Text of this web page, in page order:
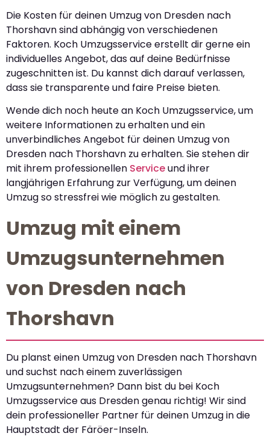
Die Kosten für deinen Umzug von Dresden nach
Thorshavn sind abhängig von verschiedenen
Faktoren. Koch Umzugsservice erstellt dir gerne ein
individuelles Angebot, das auf deine Bedürfnisse
zugeschnitten ist. Du kannst dich darauf verlassen,
dass sie transparente und faire Preise bieten.
Wende dich noch heute an Koch Umzugsservice, um
weitere Informationen zu erhalten und ein
unverbindliches Angebot für deinen Umzug von
Dresden nach Thorshavn zu erhalten. Sie stehen dir
mit ihrem professionellen Serviceund ihrer
langjährigen Erfahrung zur Verfügung, um deinen
Umzug so stressfrei wie möglich zu gestalten.
Umzug mit einem
Umzugsunternehmen
von Dresden nach
Thorshavn
Du planst einen Umzug von Dresden nach Thorshavn
und suchst nach einem zuverlässigen
Umzugsunternehmen? Dann bist du bei Koch
Umzugsservice aus Dresden genau richtig! Wir sind
dein professioneller Partner für deinen Umzug in die
Hauptstadt der Färöer-Inseln.